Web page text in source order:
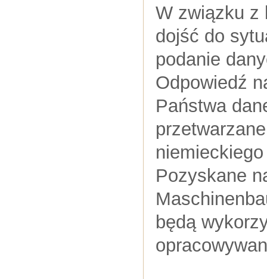
W związku z
dojść do
podanie
Odpowiedź
Państwa
Pozyskane
będą